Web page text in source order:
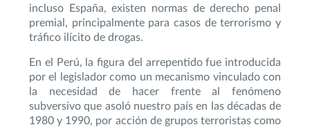
incluso España, existen normas de derecho penal
premial, principalmente para casos de terrorismo y
tráfico ilícito de drogas.
En el Perú, la figura del arrepentido fue introducida
por el legislador como un mecanismo vinculado con
la necesidad de hacer frente al fenómeno
subversivo que asoló nuestro país en las décadas de
1980 y 1990, por acción de grupos terroristas como